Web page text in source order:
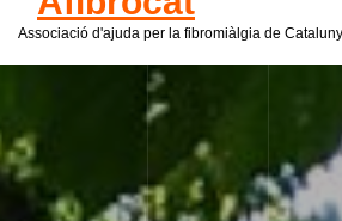
n
Associació d'ajuda per la fibromiàlgia de